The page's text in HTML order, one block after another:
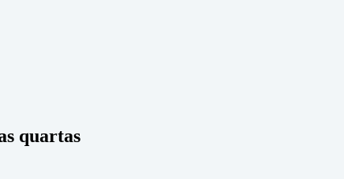
quartas